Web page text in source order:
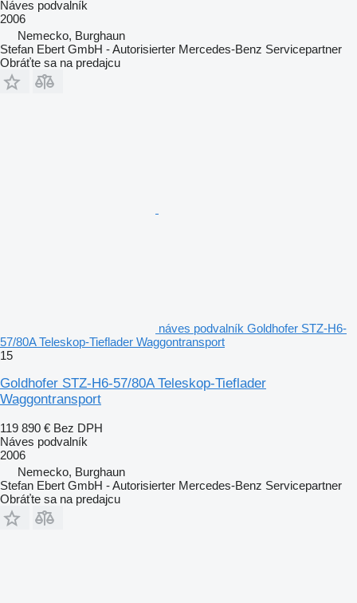
Náves podvalník
2006
Nemecko, Burghaun
Stefan Ebert GmbH - Autorisierter Mercedes-Benz Servicepartner
Obráťte sa na predajcu
náves podvalník Goldhofer STZ-H6-
57/80A Teleskop-Tieflader Waggontransport
15
Goldhofer STZ-H6-57/80A Teleskop-Tieflader
Waggontransport
119 890 € Bez DPH
Náves podvalník
2006
Nemecko, Burghaun
Stefan Ebert GmbH - Autorisierter Mercedes-Benz Servicepartner
Obráťte sa na predajcu